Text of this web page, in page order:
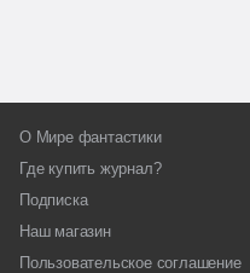
О Мире фантастики
Где купить журнал?
Подписка
Наш магазин
Пользовательское соглашение